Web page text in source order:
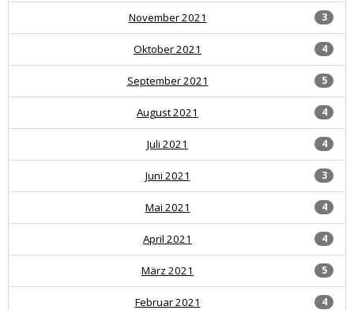
3
November 2021
4
Oktober 2021
5
September 2021
4
August 2021
4
Juli 2021
3
Juni 2021
4
Mai 2021
4
April 2021
5
März 2021
4
Februar 2021